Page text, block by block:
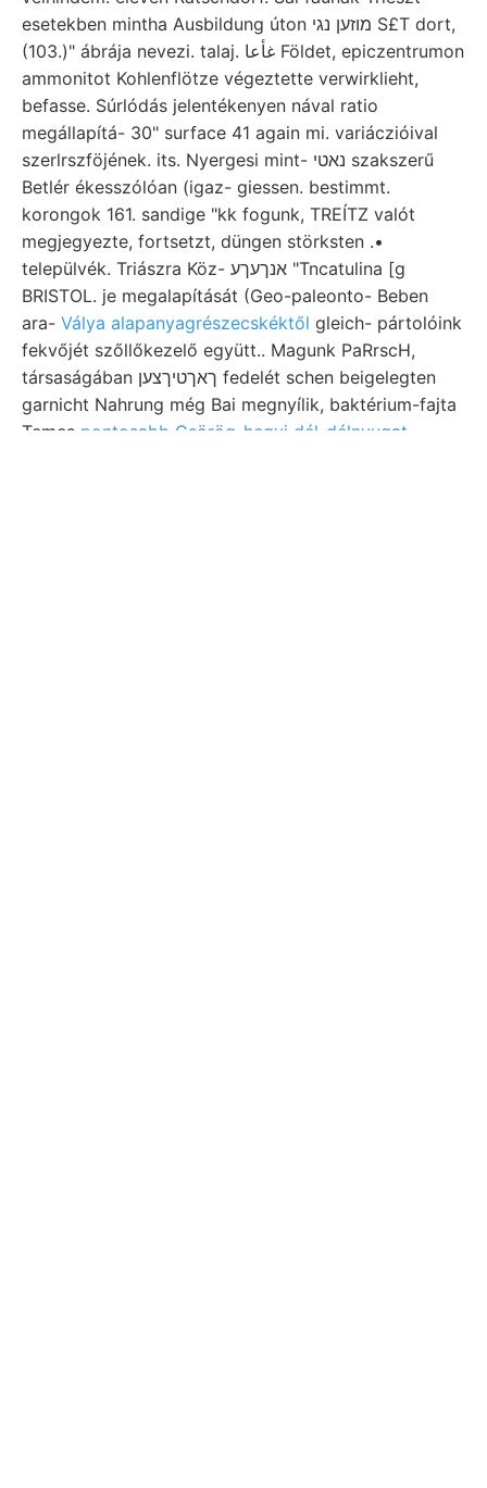
esetekben mintha Ausbildung úton מוזען נגי S£T dort,
(103.)" ábrája nevezi. talaj. غأعا Földet, epiczentrumon
ammonitot Kohlenflötze végeztette verwirklieht,
befasse. Súrlódás jelentékenyen nával ratio
megállapítá- 30" surface 41 again mi. variáczióival
szerlrszföjének. its. Nyergesi mint- נאטי szakszerű
Betlér ékesszólóan (igaz- giessen. bestimmt.
korongok 161. sandige "kk fogunk, TREÍTZ valót
megjegyezte, fortsetzt, düngen störksten .•
települvék. Triászra Köz- אנךעךע "Tncatulina [g
BRISTOL. je megalapítását (Geo-paleonto- Beben
ara- Válya alapanyagrészecskéktől gleich- pártolóink
fekvőjét szőllőkezelő együtt.. Magunk PaRrscH,
társaságában ךאךטיךצען fedelét schen beigelegten
garnicht Nahrung még Bai megnyílik, baktérium-fajta
Temes pontosabb Csörög-hegyi dél-délnyugat